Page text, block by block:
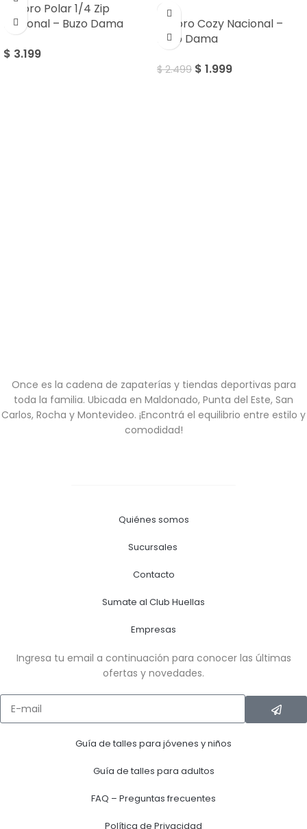
Umbro Polar 1/4 Zip
Nacional – Buzo Dama
$ 3.199
Umbro Cozy Nacional –
Buzo Dama
$2.499 $ 1.999
Once es la cadena de zapaterías y tiendas deportivas para
toda la familia. Ubicada en Maldonado, Punta del Este, San
Carlos, Rocha y Montevideo. ¡Encontrá el equilibrio entre estilo y
comodidad!
Quiénes somos
Sucursales
Contacto
Sumate al Club Huellas
Empresas
Ingresa tu email a continuación para conocer las últimas
ofertas y novedades.
Guía de talles para jóvenes y niños
Guía de talles para adultos
FAQ – Preguntas frecuentes
Política de Privacidad